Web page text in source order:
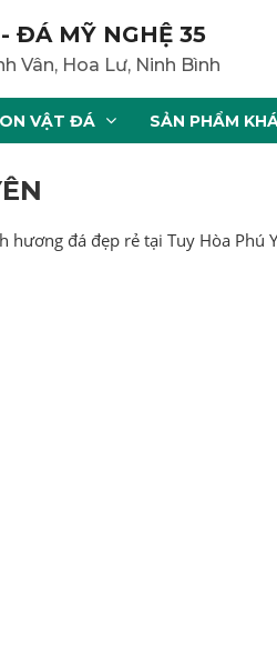
ĐÁ MỸ NGHỆ 35
Vân, Hoa Lư, Ninh Bình
VẬT ĐÁ SẢN PHẨM
đá đẹp rẻ tại Tuy Hòa Phú